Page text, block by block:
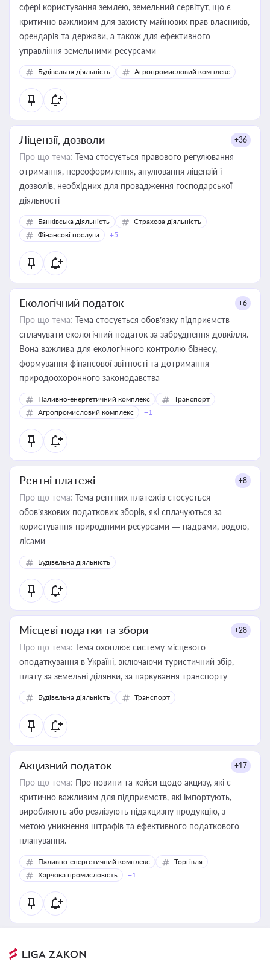
сфері користування землею, земельний сервітут, що є
критично важливим для захисту майнових прав власників,
орендарів та держави, а також для ефективного
управління земельними ресурсами
Будівельна діяльність Агропромисловий комплекс
Ліцензії, дозволи +36
Про що тема: Тема стосується правового регулювання
отримання, переоформлення, анулювання ліцензій і
дозволів, необхідних для провадження господарської
діяльності
Банківська діяльність
Страхова діяльність
Фінансові послуги
+5
Екологічний податок +6
Про що тема: Тема стосується обов’язку підприємств
сплачувати екологічний податок за забруднення довкілля.
Вона важлива для екологічного контролю бізнесу,
формування фінансової звітності та дотримання
природоохоронного законодавства
Паливно-енергетичний комплекс
Транспорт
Агропромисловий комплекс
+1
Рентні платежі +8
Про що тема: Тема рентних платежів стосується
обов’язкових податкових зборів, які сплачуються за
користування природними ресурсами — надрами, водою,
лісами
Будівельна діяльність
Місцеві податки та збори +28
Про що тема: Тема охоплює систему місцевого
оподаткування в Україні, включаючи туристичний збір,
плату за земельні ділянки, за паркування транспорту
Будівельна діяльність Транспорт
Акцизний податок +17
Про що тема: Про новини та кейси щодо акцизу, які є
критично важливим для підприємств, які імпортують,
виробляють або реалізують підакцизну продукцію, з
метою уникнення штрафів та ефективного податкового
планування.
Паливно-енергетичний комплекс
Торгівля
Харчова промисловість
+1